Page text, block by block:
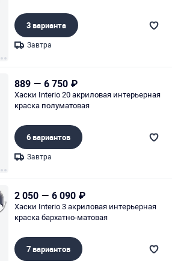
3 варианта
Завтра
889 — 6 750 ₽
Хаски Interio 20 акриловая интерьерная
краска полуматовая
6 вариантов
Завтра
2 050 — 6 090 ₽
Хаски Interio 3 акриловая интерьерная
краска бархатно-матовая
7 вариантов